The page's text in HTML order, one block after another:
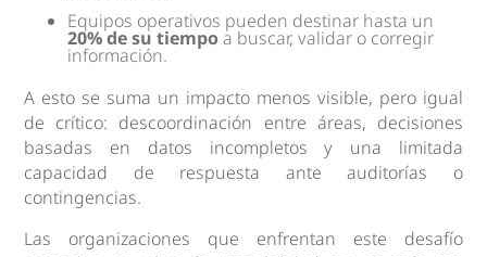
Equipos operativos pueden destinar hasta un
20% de su tiempo a buscar, validar o corregir
información.
A esto se suma un impacto menos visible, pero igual
de crítico: descoordinación entre áreas, decisiones
basadas en datos incompletos y una limitada
capacidad de respuesta ante auditorías o
contingencias.
Las organizaciones que enfrentan este desafío